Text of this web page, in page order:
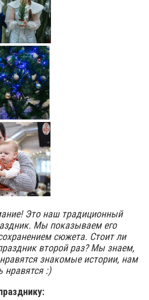
Это наш традиционный
Мы показываем его
сюжета. Стоит ли
второй раз? Мы знаем,
знакомые истории, нам
нравятся :)